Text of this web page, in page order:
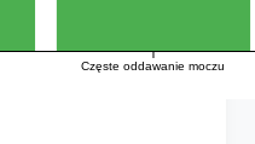
Częste oddawanie moczu